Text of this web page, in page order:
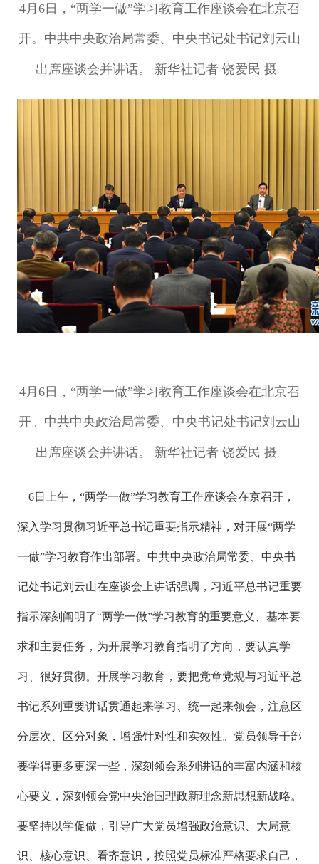
4月6日，“两学一做”学习教育工作座谈会在北京召
开。中共中央政治局常委、中央书记处书记刘云山
出席座谈会并讲话。 新华社记者 饶爱民 摄
4月6日，“两学一做”学习教育工作座谈会在北京召
开。中共中央政治局常委、中央书记处书记刘云山
出席座谈会并讲话。 新华社记者 饶爱民 摄
6日上午，“两学一做”学习教育工作座谈会在京召开，
深入学习贯彻习近平总书记重要指示精神，对开展“两学
一做”学习教育作出部署。中共中央政治局常委、中央书
记处书记刘云山在座谈会上讲话强调，习近平总书记重要
指示深刻阐明了“两学一做”学习教育的重要意义、基本要
求和主要任务，为开展学习教育指明了方向，要认真学
习、很好贯彻。开展学习教育，要把党章党规与习近平总
书记系列重要讲话贯通起来学习、统一起来领会，注意区
分层次、区分对象，增强针对性和实效性。党员领导干部
要学得更多更深一些，深刻领会系列讲话的丰富内涵和核
心要义，深刻领会党中央治国理政新理念新思想新战略。
要坚持以学促做，引导广大党员增强政治意识、大局意
识、核心意识、看齐意识，按照党员标准严格要求自己，